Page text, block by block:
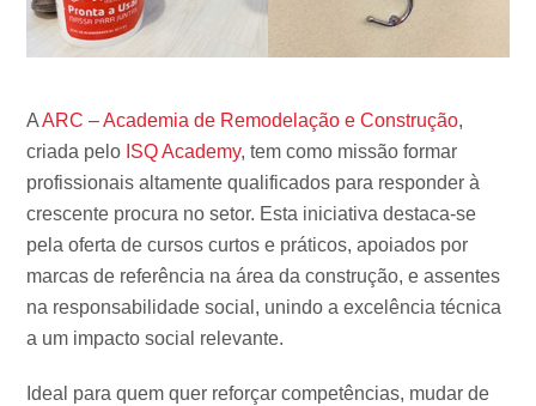
AARC – Academia de Remodelação e Construção,
criada pelo ISQ Academy, tem como missão formar
profissionais altamente qualificados para responder à
crescente procura no setor. Esta iniciativa destaca-se
pela oferta de cursos curtos e práticos, apoiados por
marcas de referência na área da construção, e assentes
na responsabilidade social, unindo a excelência técnica
a um impacto social relevante.
Ideal para quem quer reforçar competências, mudar de